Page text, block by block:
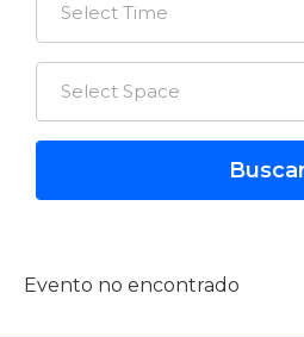
Select Time
Select Space
Evento no encontrado